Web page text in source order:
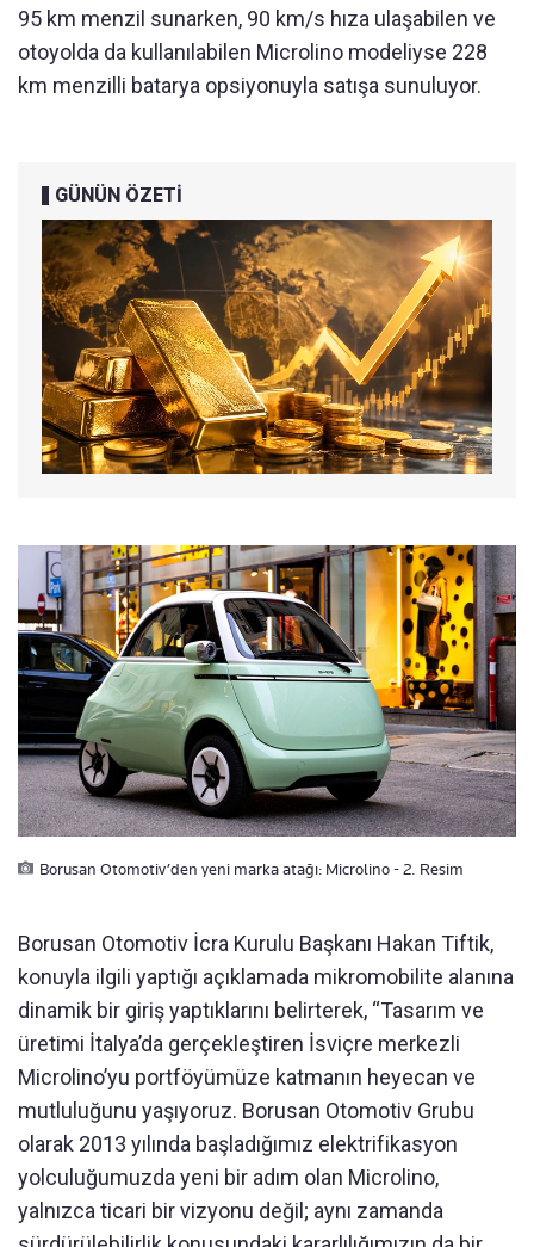
95 km menzil sunarken, 90 km/s hıza ulaşabilen ve
otoyolda da kullanılabilen Microlino modeliyse 228
km menzilli batarya opsiyonuyla satışa sunuluyor.
GÜNÜN ÖZETİ
Borusan Otomotiv’den yeni marka atağı: Microlino - 2. Resim
Borusan Otomotiv İcra Kurulu Başkanı Hakan Tiftik,
konuyla ilgili yaptığı açıklamada mikromobilite alanına
dinamik bir giriş yaptıklarını belirterek, “Tasarım ve
üretimi İtalya’da gerçekleştiren İsviçre merkezli
Microlino’yu portföyümüze katmanın heyecan ve
mutluluğunu yaşıyoruz. Borusan Otomotiv Grubu
olarak 2013 yılında başladığımız elektrifikasyon
yolculuğumuzda yeni bir adım olan Microlino,
yalnızca ticari bir vizyonu değil; aynı zamanda